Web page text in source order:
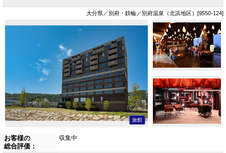
大分県／別府・鉄輪／別府温泉（北浜地区）[9550-124]
旅館
お客様の
総合評価：
収集中